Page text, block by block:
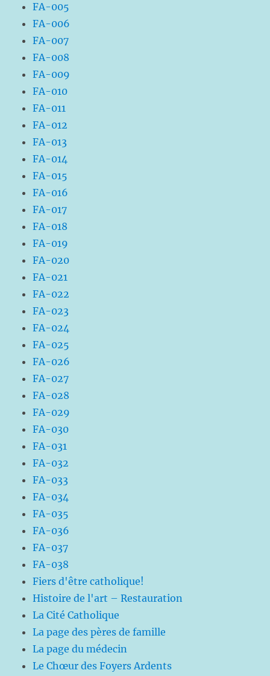
FA-005
FA-006
FA-007
FA-008
FA-009
FA-010
FA-011
FA-012
FA-013
FA-014
FA-015
FA-016
FA-017
FA-018
FA-019
FA-020
FA-021
FA-022
FA-023
FA-024
FA-025
FA-026
FA-027
FA-028
FA-029
FA-030
FA-031
FA-032
FA-033
FA-034
FA-035
FA-036
FA-037
FA-038
Fiers d'être catholique!
Histoire de l'art – Restauration
La Cité Catholique
La page des pères de famille
La page du médecin
Le Chœur des Foyers Ardents